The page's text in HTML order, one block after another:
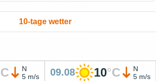
10-tage wetter
C
N
5 m/s
09.08 10°C
N
5 m/s